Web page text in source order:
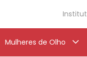
Mulheres de Olho